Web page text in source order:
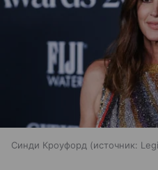
Синди Кроуфорд источник: